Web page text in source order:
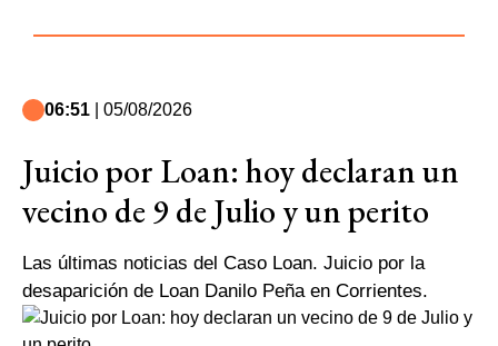
06:51 | 05/08/2026
Juicio por Loan: hoy declaran un
vecino de 9 de Julio y un perito
Las últimas noticias del Caso Loan. Juicio por la
desaparición de Loan Danilo Peña en Corrientes.